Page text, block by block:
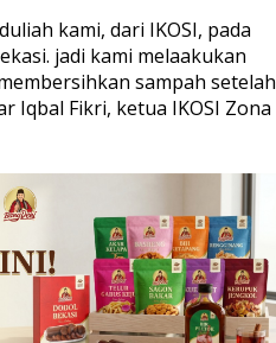
kami, dari IKOSI, pada
jadi kami melaakukan
sampah setelah
Iqbal Fikri, ketua IKOSI Zona